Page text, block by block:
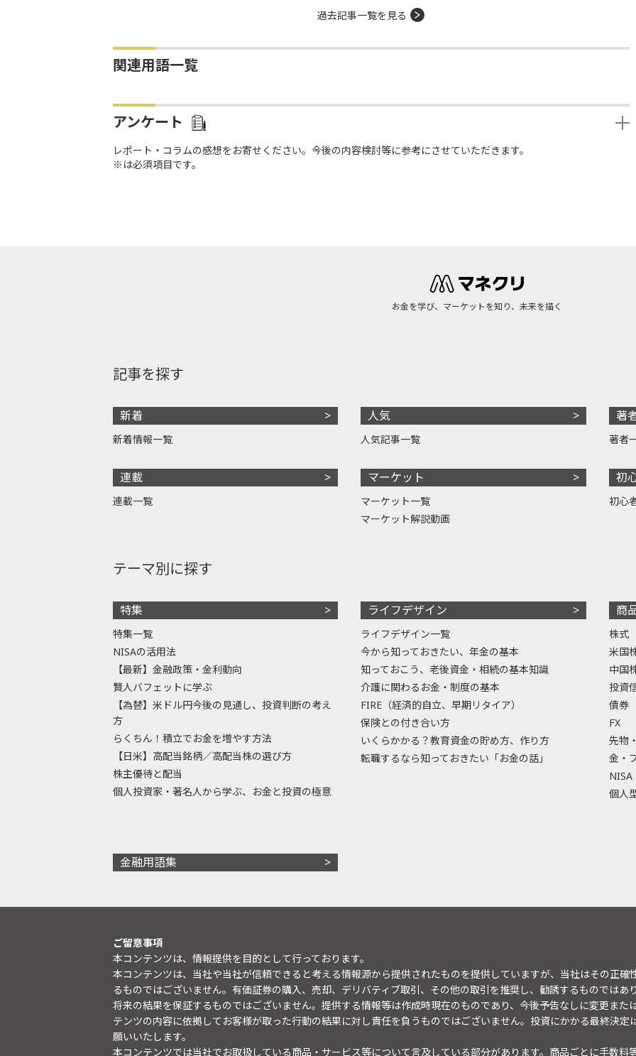
過去記事一覧を見る
関連用語一覧
アンケート
レポート・コラムの感想をお寄せください。今後の内容検討等に参考にさせていただきます。
※は必須項目です。
お金を学び、マーケットを知り、未来を描く
記事を探す
新着
新着情報一覧
連載
連載一覧
人気
人気記事一覧
マーケット
マーケット一覧
マーケット解説動画
著
著者
初
初心
テーマ別に探す
特集
特集一覧
NISAの活用法
【最新】金融政策・金利動向
賢人バフェットに学ぶ
【為替】米ドル円今後の見通し、投資判断の考え
方
らくちん！積立でお金を増やす方法
【日米】高配当銘柄／高配当株の選び方
株主優待と配当
個人投資家・著名人から学ぶ、お金と投資の極意
ライフデザイン
ライフデザイン一覧
今から知っておきたい、年金の基本
知っておこう、老後資金・相続の基本知識
介護に関わるお金・制度の基本
FIRE（経済的自立、早期リタイア）
保険との付き合い方
いくらかかる？教育資金の貯め方、作り方
転職するなら知っておきたい「お金の話」
商
株式
米国
中国
投資
債券
FX
先物
金・
NISA
個人
金融用語集
ご留意事項
本コンテンツは、情報提供を目的として行っております。
本コンテンツは、当社や当社が信頼できると考える情報源から提供されたものを提供していますが、当社はその正
るものではございません。有価証券の購入、売却、デリバティブ取引、その他の取引を推奨し、勧誘するものでは
将来の結果を保証するものではございません。提供する情報等は作成時現在のものであり、今後予告なしに変更また
テンツの内容に依拠してお客様が取った行動の結果に対し責任を負うものではございません。投資にかかる最終決
願いいたします。
本コンテンツでは当社でお取扱している商品・サービス等について言及している部分があります。商品ごとに手数料